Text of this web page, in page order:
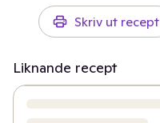
Skriv ut recept
Liknande recept